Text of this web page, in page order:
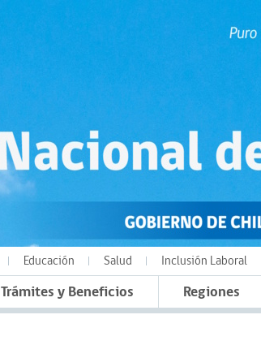
Educación Salud Inclusión Laboral
Trámites y Beneficios Regiones